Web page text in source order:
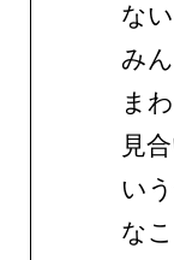
な
み
ま
見
い
な